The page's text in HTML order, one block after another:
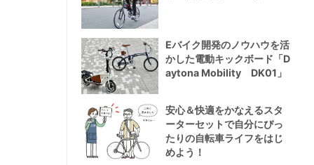
Eバイク開発のノウハウを活
かした電動キックボード「D
aytona Mobility DK01」
安心＆快適をかなえるスタ
ーターセットで自分にぴっ
たりの自転車ライフをはじ
めよう！